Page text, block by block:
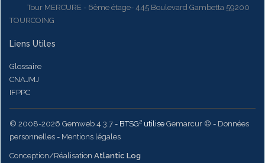
Tour MERCURE - 6ème étage- 445 Boulevard Gambetta 59200
TOURCOING
Liens Utiles
Glossaire
CNAJMJ
IFPPC
© 2008-2026 Gemweb 4.3.7 - BTSG² utilise Gemarcur © - Données
personnelles - Mentions légales
Conception/Réalisation Atlantic Log